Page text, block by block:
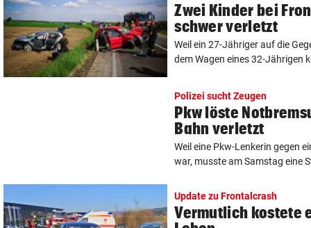
Zwei Kinder bei
schwer verletzt
Weil ein 27-Jähriger auf die
dem Wagen eines 32-Jährigen
Polizei sucht Zeugen
Pkw löste
Bahn verletzt
Weil eine Pkw-Lenkerin gegen
war, musste am Samstag eine
Update zu Frontalcrash
Vermutlich kostete